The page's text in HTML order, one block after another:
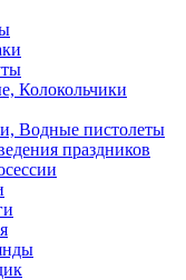
Колокольчики
Водные пистолеты
праздников